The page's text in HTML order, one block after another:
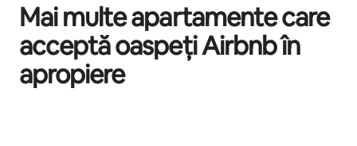
Mai multe apartamente care
acceptă oaspeți Airbnb în
apropiere